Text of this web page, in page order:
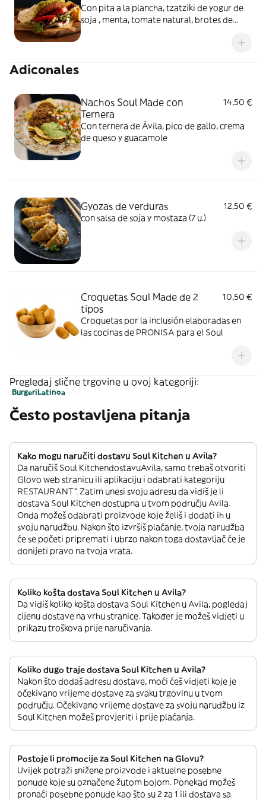
Con pita a la plancha, tzatziki de yogur de
soja , menta, tomate natural, brotes de
Adiconales
Nachos Soul Made con
Ternera
14,50 €
Con ternera de Ávila, pico de gallo, crema
de queso y guacamole
Gyozas de verduras
12,50 €
con salsa de soja y mostaza (7 u.)
Croquetas Soul Made de 2
tipos
10,50 €
Croquetas por la inclusión elaboradas en
las cocinas de PRONISA para el Soul
Pregledaj slične trgovine u ovoj kategoriji:
BurgeriLatinoa
Često postavljena pitanja
Kako mogu naručiti dostavu Soul Kitchen u Avila?
Da naručiš Soul KitchendostavuAvila, samo trebaš otvoriti
Glovo web stranicu ili aplikaciju i odabrati kategoriju
RESTAURANT”. Zatim unesi svoju adresu da vidiš je li
dostava Soul Kitchen dostupna u tvom području Avila.
Onda možeš odabrati proizvode koje želiš i dodati ih u
svoju narudžbu. Nakon što izvršiš plaćanje, tvoja narudžba
će se početi pripremati i ubrzo nakon toga dostavljač će je
donijeti pravo na tvoja vrata.
Koliko košta dostava Soul Kitchen u Avila?
Da vidiš koliko košta dostava Soul Kitchen u Avila, pogledaj
cijenu dostave na vrhu stranice. Također je možeš vidjeti u
prikazu troškova prije naručivanja.
Koliko dugo traje dostava Soul Kitchen u Avila?
Nakon što dodaš adresu dostave, moći ćeš vidjeti koje je
očekivano vrijeme dostave za svaku trgovinu u tvom
području. Očekivano vrijeme dostave za svoju narudžbu iz
Soul Kitchen možeš provjeriti i prije plaćanja.
Postoje li promocije za Soul Kitchen na Glovu?
Uvijek potraži snižene proizvode i aktuelne posebne
ponude koje su označene žutom bojom. Ponekad možeš
pronaći posebne ponude kao što su 2 za 1 ili dostava sa